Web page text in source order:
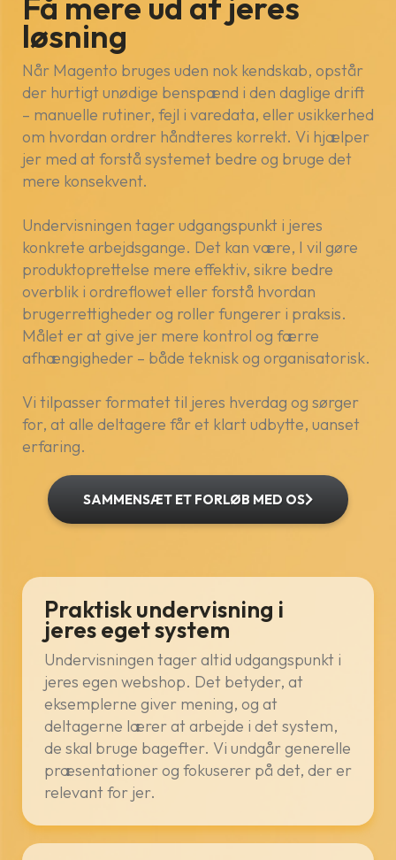
løsning
Når Magento bruges uden nok kendskab, opstår
der hurtigt unødige benspænd i den daglige drift
– manuelle rutiner, fejl i varedata, eller usikkerhed
om hvordan ordrer håndteres korrekt. Vi hjælper
jer med at forstå systemet bedre og bruge det
mere konsekvent.
Undervisningen tager udgangspunkt i jeres
konkrete arbejdsgange. Det kan være, I vil gøre
produktoprettelse mere effektiv, sikre bedre
overblik i ordreflowet eller forstå hvordan
brugerrettigheder og roller fungerer i praksis.
Målet er at give jer mere kontrol og færre
afhængigheder – både teknisk og organisatorisk.
Vi tilpasser formatet til jeres hverdag og sørger
for, at alle deltagere får et klart udbytte, uanset
erfaring.
SAMMENSÆT ET FORLØB MED OS
Praktisk undervisning i
jeres eget system
Undervisningen tager altid udgangspunkt i
jeres egen webshop. Det betyder, at
eksemplerne giver mening, og at
deltagerne lærer at arbejde i det system,
de skal bruge bagefter. Vi undgår generelle
præsentationer og fokuserer på det, der er
relevant for jer.